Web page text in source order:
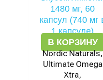
В КОРЗИНУ
Nordic Naturals,
Ultimate Omega
Xtra,